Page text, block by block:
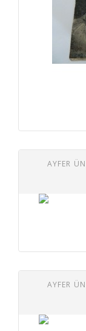
AYFER
AYFER